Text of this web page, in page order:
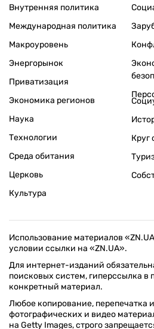
Внутренняя политика
Международная политика
Макроуровень
Энергорынок
Приватизация
Экономика регионов
Наука
Технологии
Среда обитания
Церковь
Культура
Круг
Использование материалов
условии ссылки на «ZN.UA».
Для интернет-изданий
поисковых систем, гиперссылка в
конкретный материал.
Любое копирование, перепечатка
фотографических и видео
на Getty Images, строго